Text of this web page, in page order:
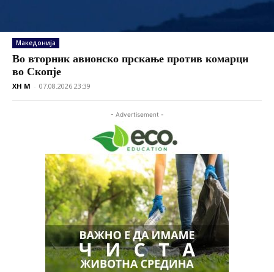
Македонија
Во вторник авионско прскање против комарци
во Скопје
XH M - 07.08.2026 23:39
- Advertisement -